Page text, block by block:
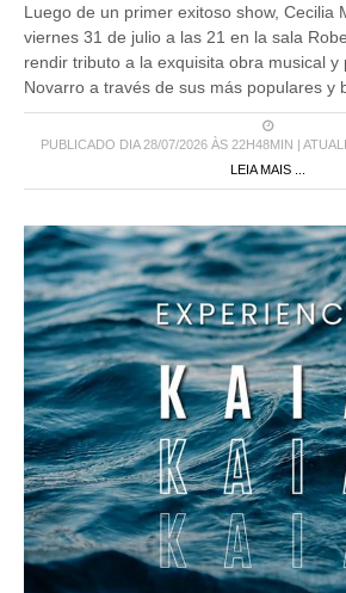
Luego de un primer exitoso show, Cecilia
viernes 31 de julio a las 21 en la sala
rendir tributo a la exquisita obra musical y
Novarro a través de sus más populares y
PUBLICADO DIA 28/07/2026 ÀS 22H48MIN |
LEIA MAIS ...